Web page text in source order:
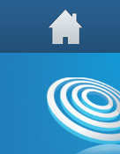
A weboldal használatával Ön